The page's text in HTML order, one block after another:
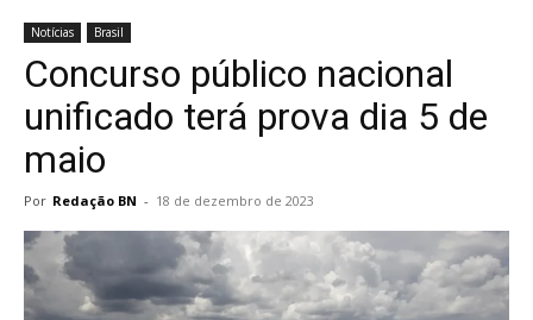
Notícias Brasil
Concurso público nacional
unificado terá prova dia 5 de
maio
Por Redação BN - 18 de dezembro de 2023